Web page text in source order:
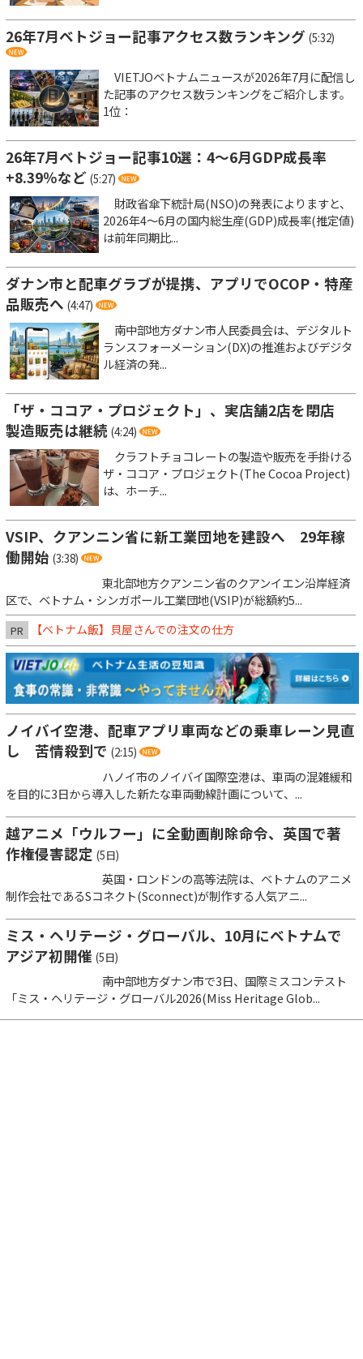
26年7月ベトジョー記事アクセス数ランキング (5:32)
VIETJOベトナムニュースが2026年7月に配信し
た記事のアクセス数ランキングをご紹介します。
1位：
26年7月ベトジョー記事10選：4～6月GDP成長率
+8.39％など (5:27)
財政省傘下統計局(NSO)の発表によりますと、
2026年4～6月の国内総生産(GDP)成長率(推定値)
は前年同期比...
ダナン市と配車グラブが提携、アプリでOCOP・特産
品販売へ (4:47)
南中部地方ダナン市人民委員会は、デジタルト
ランスフォーメーション(DX)の推進およびデジタ
ル経済の発...
「ザ・ココア・プロジェクト」、実店舗2店を閉店
製造販売は継続 (4:24)
クラフトチョコレートの製造や販売を手掛ける
ザ・ココア・プロジェクト(The Cocoa Project)
は、ホーチ...
VSIP、クアンニン省に新工業団地を建設へ 29年稼
働開始 (3:38)
東北部地方クアンニン省のクアンイエン沿岸経済
区で、ベトナム・シンガポール工業団地(VSIP)が総額約5...
PR 【ベトナム飯】貝屋さんでの注文の仕方
ノイバイ空港、配車アプリ車両などの乗車レーン見直
し 苦情殺到で (2:15)
ハノイ市のノイバイ国際空港は、車両の混雑緩和
を目的に3日から導入した新たな車両動線計画について、...
越アニメ「ウルフー」に全動画削除命令、英国で著
作権侵害認定 (5日)
英国・ロンドンの高等法院は、ベトナムのアニメ
制作会社であるSコネクト(Sconnect)が制作する人気アニ...
ミス・ヘリテージ・グローバル、10月にベトナムで
アジア初開催 (5日)
南中部地方ダナン市で3日、国際ミスコンテスト
「ミス・ヘリテージ・グローバル2026(Miss Heritage Glob...